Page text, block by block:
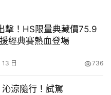
YARIS CROSS
得分率中分別獲得成人保
護 68%及安全輔助 86%，
車型整體星級評等為五顆
擊！HS限量典藏價75.9
經典賽熱血登場
日 736
涼隨行！試駕